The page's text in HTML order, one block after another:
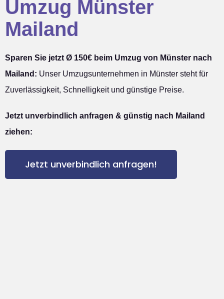
Umzug Münster
Mailand
Sparen Sie jetzt Ø 150€ beim Umzug von Münster nach
Mailand: Unser Umzugsunternehmen in Münster steht für
Zuverlässigkeit, Schnelligkeit und günstige Preise.
Jetzt unverbindlich anfragen & günstig nach Mailand
ziehen:
Jetzt unverbindlich anfragen!